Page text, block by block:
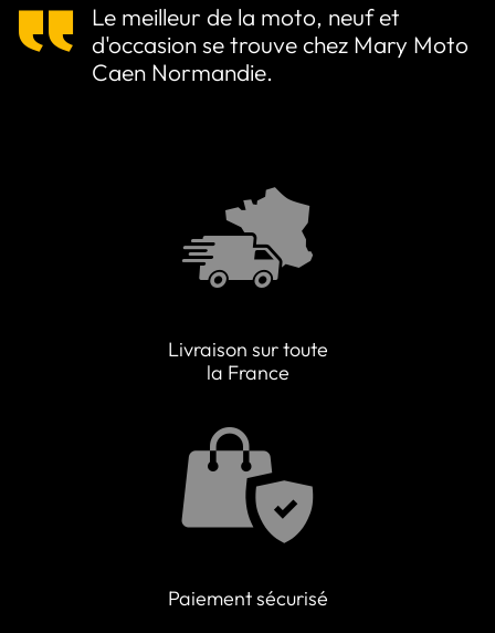
Le meilleur de la moto, neuf et
d'occasion se trouve chez Mary Moto
Caen Normandie.
Livraison sur toute
la France
Paiement sécurisé